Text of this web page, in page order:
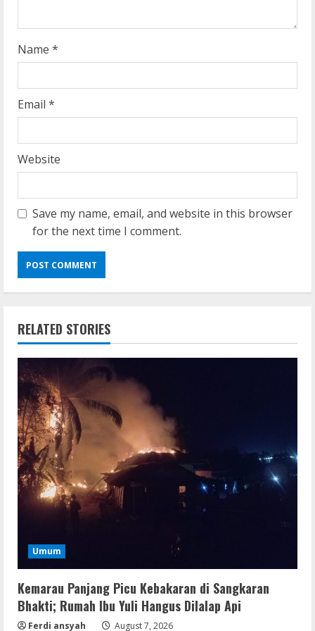
n
g
Name *
Email *
Website
Save my name, email, and website in this browser
for the next time I comment.
RELATED STORIES
Umum
Kemarau Panjang Picu Kebakaran di Sangkaran
Bhakti; Rumah Ibu Yuli Hangus Dilalap Api
Ferdi ansyah August 7, 2026